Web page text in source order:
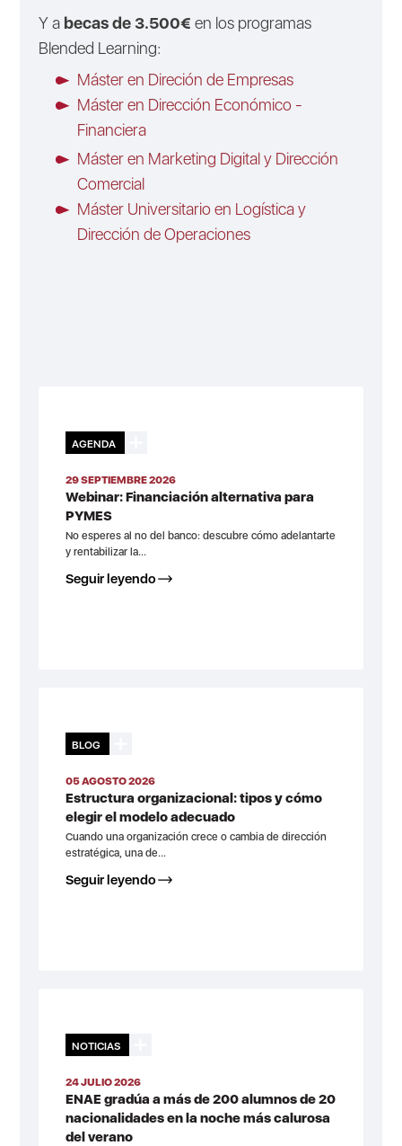
Y a becas de 3.500€ en los programas
Blended Learning:
Máster en Direción de Empresas
Máster en Dirección Económico -
Financiera
Máster en Marketing Digital y Dirección
Comercial
Máster Universitario en Logística y
Dirección de Operaciones
AGENDA
29 SEPTIEMBRE 2026
Webinar: Financiación alternativa para
PYMES
No esperes al no del banco: descubre cómo adelantarte
y rentabilizar la...
Seguir leyendo
BLOG
05 AGOSTO 2026
Estructura organizacional: tipos y cómo
elegir el modelo adecuado
Cuando una organización crece o cambia de dirección
estratégica, una de...
Seguir leyendo
NOTICIAS
24 JULIO 2026
ENAE gradúa a más de 200 alumnos de 20
nacionalidades en la noche más calurosa
del verano